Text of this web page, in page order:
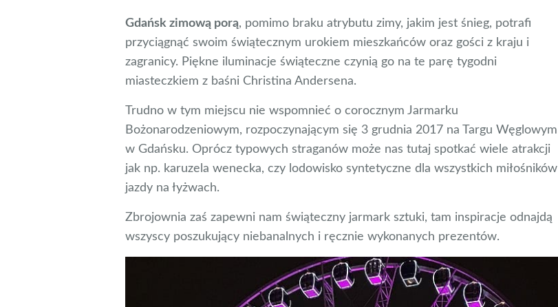
Gdańsk zimową porą, pomimo braku atrybutu zimy, jakim jest śnieg, potrafi
przyciągnąć swoim świątecznym urokiem mieszkańców oraz gości z kraju i
zagranicy. Piękne iluminacje świąteczne czynią go na te parę tygodni
miasteczkiem z baśni Christina Andersena.
Trudno w tym miejscu nie wspomnieć o corocznym Jarmarku
Bożonarodzeniowym, rozpoczynającym się 3 grudnia 2017 na Targu Węglowym
w Gdańsku. Oprócz typowych straganów może nas tutaj spotkać wiele atrakcji
jak np. karuzela wenecka, czy lodowisko syntetyczne dla wszystkich miłośników
jazdy na łyżwach.
Zbrojownia zaś zapewni nam świąteczny jarmark sztuki, tam inspiracje odnajdą
wszyscy poszukujący niebanalnych i ręcznie wykonanych prezentów.